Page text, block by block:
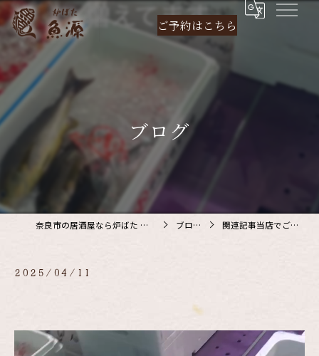
ご予約はこちら
ブログ
奈良市の居酒屋なら炉ばた 魚源 ブログ 関連記事当店でご利…
2025/04/11